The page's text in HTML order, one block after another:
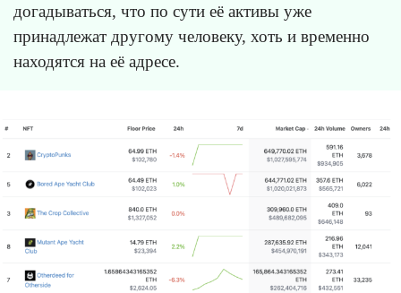
догадываться, что по сути её активы уже
принадлежат другому человеку, хоть и временно
находятся на её адресе.